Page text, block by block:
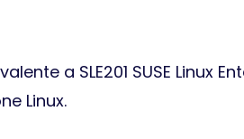
a SLE201 SUSE Linux
Linux.